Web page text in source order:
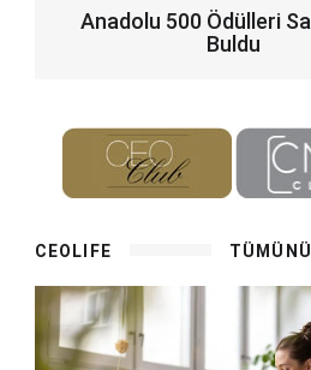
Anadolu 500 Ödülleri
Buldu
CEOLIFE